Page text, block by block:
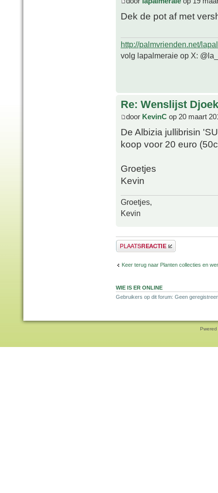
Dek de pot af met
http://palmvrienden.net/
volg lapalmeraie op X:
Re: Wenslijst
door KevinC op 20 maart
De Albizia jullibrisin
koop voor 20 euro
Groetjes
Kevin
Groetjes,
Kevin
Plaats een reactie
Keer terug naar Planten collecties en
WIE IS ER ONLINE
Gebruikers op dit forum: Geen